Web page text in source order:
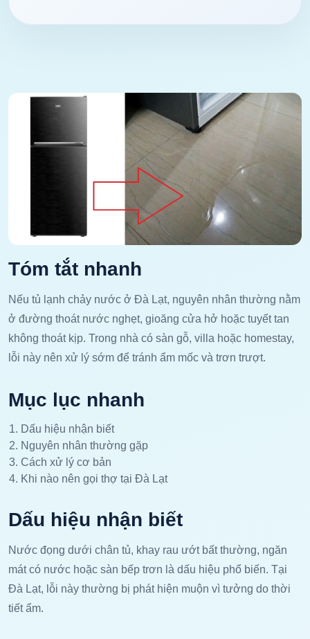
Tóm tắt nhanh
Nếu tủ lạnh chảy nước ở Đà Lạt, nguyên nhân thường nằm
ở đường thoát nước nghẹt, gioăng cửa hở hoặc tuyết tan
không thoát kịp. Trong nhà có sàn gỗ, villa hoặc homestay,
lỗi này nên xử lý sớm để tránh ẩm mốc và trơn trượt.
Mục lục nhanh
Dấu hiệu nhận biết
Nguyên nhân thường gặp
Cách xử lý cơ bản
Khi nào nên gọi thợ tại Đà Lạt
Dấu hiệu nhận biết
Nước đọng dưới chân tủ, khay rau ướt bất thường, ngăn
mát có nước hoặc sàn bếp trơn là dấu hiệu phổ biến. Tại
Đà Lạt, lỗi này thường bị phát hiện muộn vì tưởng do thời
tiết ẩm.